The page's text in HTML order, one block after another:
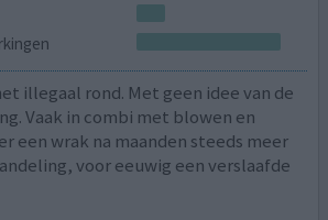
illegaal rond. Met geen idee van de
Vaak in combi met blowen en
een wrak na maanden steeds meer
voor eeuwig een verslaafde